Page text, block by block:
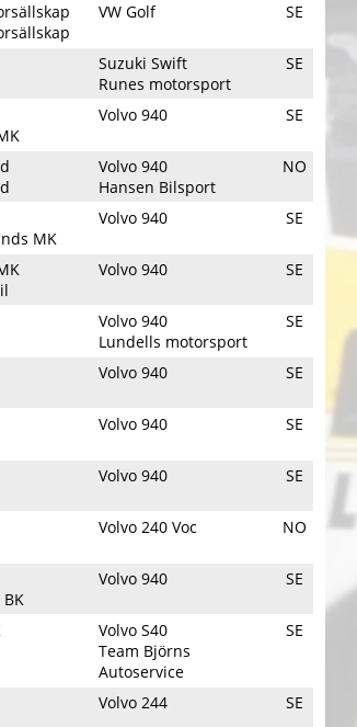
VW Golf SE
Suzuki Swift
Runes motorsport
SE
Volvo 940 SE
Volvo 940
Hansen Bilsport
NO
MK
Volvo 940 SE
Volvo 940 SE
Volvo 940
Lundells motorsport
SE
Volvo 940 SE
Volvo 940 SE
Volvo 940 SE
Volvo 240 Voc NO
Volvo 940 SE
Volvo S40
Team Björns
Autoservice
SE
Volvo 244 SE